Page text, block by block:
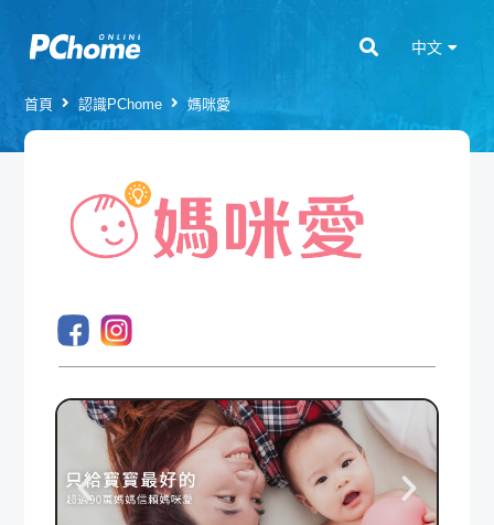
中文
首頁 認識PChome 媽咪愛